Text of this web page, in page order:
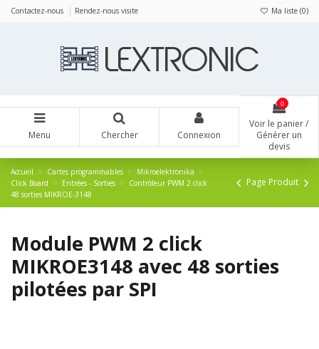
Contactez-nous Rendez-nous visite Ma liste (0)
Menu Chercher Connexion
0
Voir le panier /
Générer un
devis
Accueil Cartes programmables
Mikroelektronika
Click Board
Entrées - Sorties
Contrôleur PWM 2 click
48 sorties MIKROE-3148
Page Produit
Module PWM 2 click
MIKROE3148 avec 48 sorties
pilotées par SPI
Panneau de gestion des cookies